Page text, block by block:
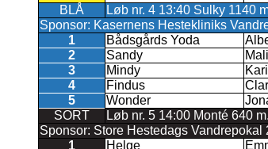
BLÅ
Løb nr. 4 13:40 Sulky 1140
Sponsor: Kasernens Hestekliniks
1
Bådsgårds Yoda
2
Sandy
3
Mindy
4
Findus
5
Wonder
SORT
Løb nr. 5 14:00 Monté 640
Sponsor: Store Hestedags
1
Helge